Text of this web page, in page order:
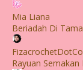
Mia Liana
Beriadah Di
Rayuan